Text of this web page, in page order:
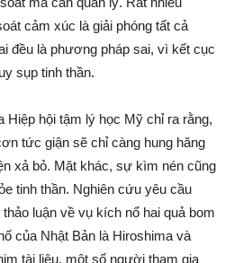
cảm xúc là giải phóng tất cả
đều là phương pháp sai, vì kết cục
sụp tinh thần.
Hiệp hội tậm lý học Mỹ chỉ ra rằng,
tức giận sẽ chỉ càng hung hăng
xả bỏ. Mặt khác, sự kìm nén cũng
tinh thần. Nghiên cứu yêu cầu
luận về vụ kích nổ hai quả bom
của Nhật Bản là Hiroshima và
tài liệu, một số người tham gia